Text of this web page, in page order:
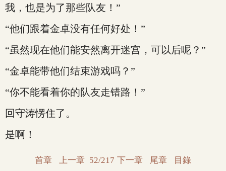
我，也是为了那些队友！”
“他们跟着金卓没有任何好处！”
“虽然现在他们能安然离开迷宫，可以后呢？”
“金卓能带他们结束游戏吗？”
“你不能看着你的队友走错路！”
回守涛愣住了。
是啊！
首章 上一章 52/217 下一章 尾章 目錄